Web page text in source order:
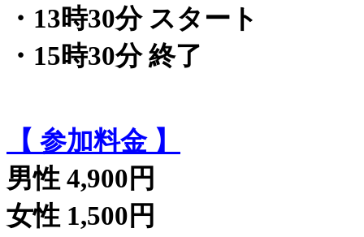
・13時30分 スタート
・15時30分 終了
【 参加料金 】
男性 4,900円
女性 1,500円